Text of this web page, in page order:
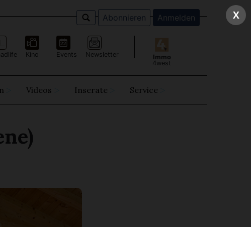
Abonnieren Anmelden
Kino Events Newsletter
Immo
4west
Videos Inserate Service
X